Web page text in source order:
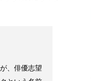
、俳優志望